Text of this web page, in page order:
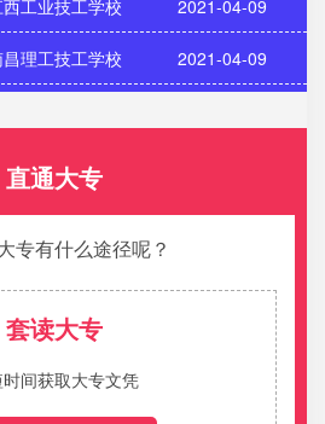
理工技工学校 2021-04-09
工商技工学校 2021-04-09
西工商技工学校
理工技工学校
理工技工学校 2021-07-06
西工商技工学校
直通大专
专有什么途径呢？
套读大专
间获取大专文凭